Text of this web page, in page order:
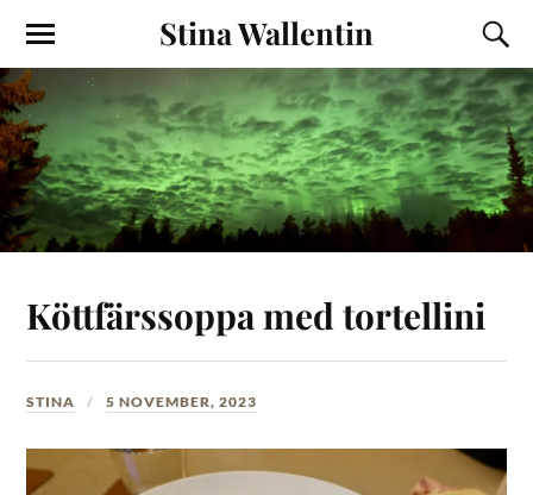
Stina Wallentin
Köttfärssoppa med tortellini
STINA 5 NOVEMBER, 2023